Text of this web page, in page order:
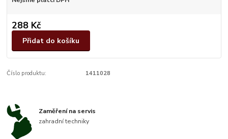
288 Kč
Přidat do košíku
Číslo produktu: 1411028
Zaměření na servis
zahradní techniky